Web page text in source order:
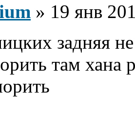
» 19 янв
задняя
там хана